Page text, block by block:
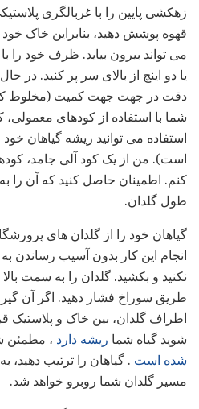
زهکشی پایین را با غربالگری
قهوه پوشش دهید، بنابراین خاک
می تواند بیرون بیاید. ظرف خود را
یا دو اینچ از بالای سر پر کنید. در
دقت در جهت جهت کمیت (مخلوط
شما با استفاده از کودهای معمولی،
استفاده می توانید ریشه گیاهان
است). من از یک کود آلی جامد،
کنم. اطمینان حاصل کنید که آن را
طول گلدان.
گیاهان خود را از گلدان های
انجام این کار بدون آسیب رساندن
نکنید و بکشید. گلدان را به سمت بالا
طریق سوراخ فشار دهید. اگر آن
اطراف گلدان، بین خاک و پلاستیک
شوید گیاه شما ریشه دارد ، مطمئن
شده است . گیاهان را ترتیب دهید،
مسیر گلدان شما روبرو خواهد شد.